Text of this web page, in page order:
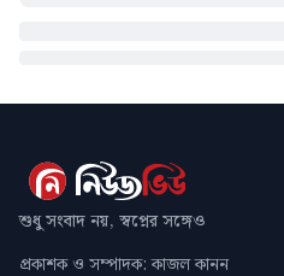
শুধু সংবাদ নয়, স্বপ্নের সঙ্গেও
প্রকাশক ও সম্পাদক: কাজল কানন